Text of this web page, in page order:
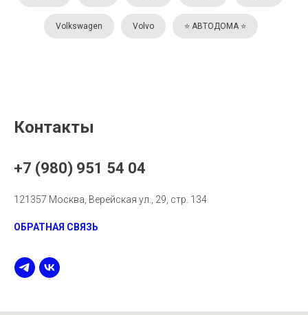
Volkswagen Volvo ⭐️ АВТОДОМА ⭐️
Контакты
+7 (980) 951 54 04
121357 Москва, Верейская ул., 29, стр. 134
ОБРАТНАЯ СВЯЗЬ